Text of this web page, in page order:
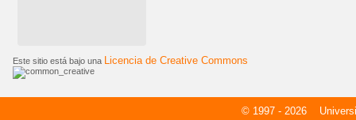
Este sitio está bajo una Licencia de Creative Commons
© 1997 - 2026